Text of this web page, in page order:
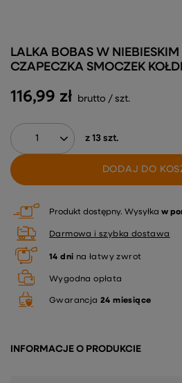
116,99 zł brutto / szt.
z 13 szt.
DODAJ DO
LALKA BOBAS W
CZAPECZKA SMOCZEK
Produkt dostępny Wysyłka w
Darmowa i szybka dostawa
14 dni na łatwy zwrot
Wygodna opłata
Gwarancja 24 miesiące
INFORMACJE O PRODUKCIE